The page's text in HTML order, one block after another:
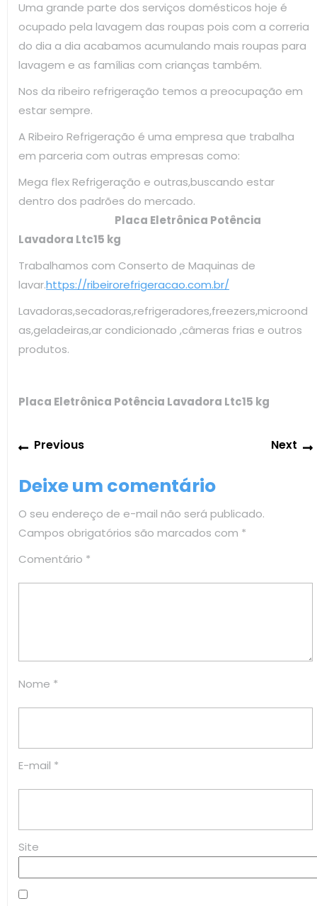
Uma grande parte dos serviços domésticos hoje é
ocupado pela lavagem das roupas pois com a correria
do dia a dia acabamos acumulando mais roupas para
lavagem e as famílias com crianças também.
Nos da ribeiro refrigeração temos a preocupação em
estar sempre.
A Ribeiro Refrigeração é uma empresa que trabalha
em parceria com outras empresas como:
Mega flex Refrigeração e outras,buscando estar
dentro dos padrões do mercado.
Placa Eletrônica Potência
Lavadora Ltc15 kg
Trabalhamos com Conserto de Maquinas de
lavar.https://ribeirorefrigeracao.com.br/
Lavadoras,secadoras,refrigeradores,freezers,microond
as,geladeiras,ar condicionado ,câmeras frias e outros
produtos.
Placa Eletrônica Potência Lavadora Ltc15 kg
Navegação
de
Post
PreviousPrevious
Next
Deixe um comentário
O seu endereço de e-mail não será publicado.
Campos obrigatórios são marcados com *
Comentário *
Nome *
E-mail *
Site